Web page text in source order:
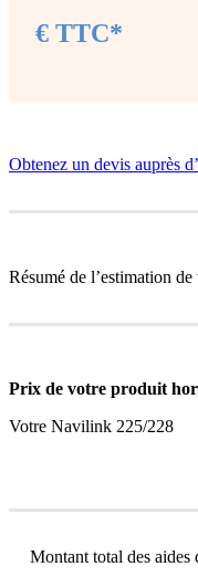
€ TTC*
Obtenez un devis auprès
Résumé de l’estimation
Prix de votre produit
Votre Navilink 225/228
Montant total des aides